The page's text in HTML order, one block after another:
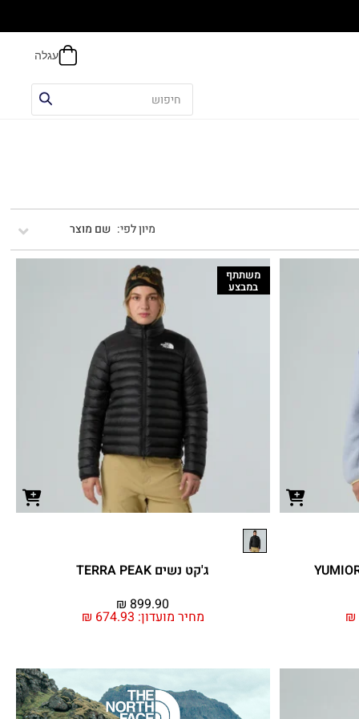
שם מוצר
₪
משתתף
במבצע
ג'קט נשים TERRA PEAK
מחיר מועדון: ₪ 674.93
₪ 899.90